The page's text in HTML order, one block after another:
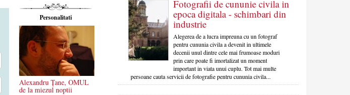
Personalitati
Alexandru Țane, OMUL
de la miezul noptii
Fotografii de cununie civila in
epoca digitala - schimbari din
industrie
Alegerea de a lucra impreuna cu un fotograf
pentru cununia civila a devenit in ultimele
decenii unul dintre cele mai frumoase moduri
prin care poate fi imortalizat un moment
important in viata unui cuplu. Tot mai multe
persoane cauta servicii de fotografie pentru cununia civila...